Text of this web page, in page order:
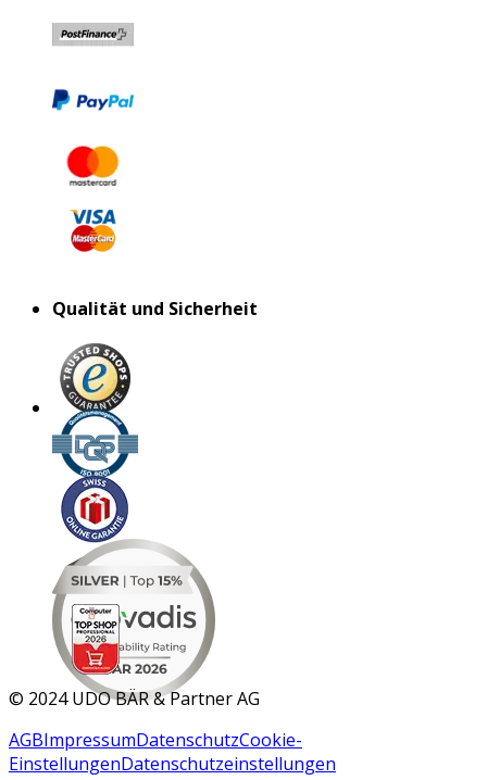
Qualität und Sicherheit
MAR 2026
© 2024 UDO BÄR & Partner AG
AGBImpressumDatenschutzCookie-
EinstellungenDatenschutzeinstellungen